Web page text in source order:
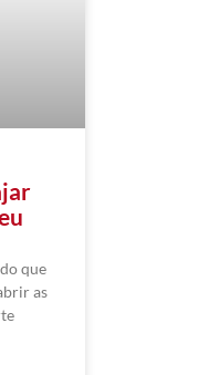
que
as